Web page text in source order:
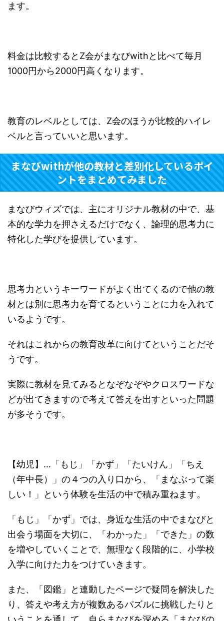
ます。
料金は比較するとZ会がまなびwithと比べて毎月
1000円から2000円高くなります。
教育のレベルとしては、Z会のほうが比較的ハイレ
ベルと言っていいと思います。
まなびwithが他の教材と差別化しているポイ
ントをまとめてみました
まなびウィズでは、主にオリジナル教材の中で、基
本的な学力を押さえるだけでなく、論理的思考力に
特化した学びを提供しています。
思考力というキーワードがよく出てくるので他の教
材とは別に思考力を育てるということに力を入れて
いるようです。
それはこれからの教育改革に向けてということだそ
うです。
実際に教材を見てみるとなぞなぞやクロスワードな
どが出てきますので考えて答えを出すといった問題
が多そうです。
【幼児】…「もじ」「かず」「たいけん」「ちえ
（年中長）」の４つの入り口から、「まなぶって楽
しい！」という体験を生活の中で積み重ねます。
「もじ」「かず」では、身近な生活の中でまなびと
出会う場面を大切に、「わかった」「できた」の数
を増やしていくことで、無理なく段階的に、小学校
入学に向けた力をつけていきます。
また、「図鑑」と連動したページで疑問を解決した
り、答えや考え方が複数あるパズルに挑戦したりと